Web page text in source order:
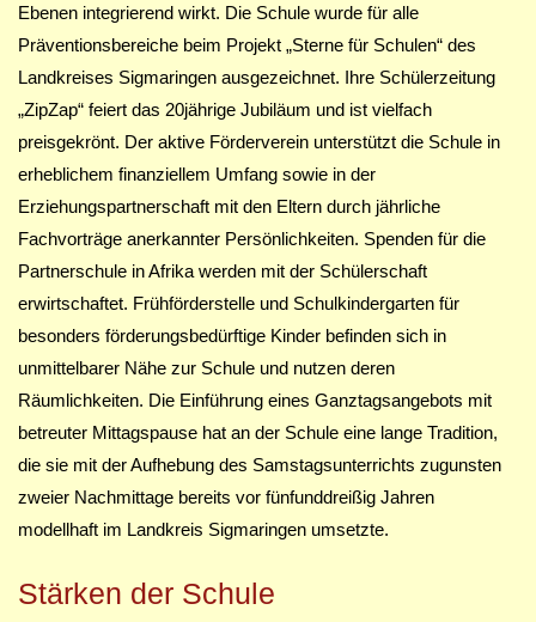
Ebenen integrierend wirkt. Die Schule wurde für alle
Präventionsbereiche beim Projekt „Sterne für Schulen“ des
Landkreises Sigmaringen ausgezeichnet. Ihre Schülerzeitung
„ZipZap“ feiert das 20jährige Jubiläum und ist vielfach
preisgekrönt. Der aktive Förderverein unterstützt die Schule in
erheblichem finanziellem Umfang sowie in der
Erziehungspartnerschaft mit den Eltern durch jährliche
Fachvorträge anerkannter Persönlichkeiten. Spenden für die
Partnerschule in Afrika werden mit der Schülerschaft
erwirtschaftet. Frühförderstelle und Schulkindergarten für
besonders förderungsbedürftige Kinder befinden sich in
unmittelbarer Nähe zur Schule und nutzen deren
Räumlichkeiten. Die Einführung eines Ganztagsangebots mit
betreuter Mittagspause hat an der Schule eine lange Tradition,
die sie mit der Aufhebung des Samstagsunterrichts zugunsten
zweier Nachmittage bereits vor fünfunddreißig Jahren
modellhaft im Landkreis Sigmaringen umsetzte.
Stärken der Schule